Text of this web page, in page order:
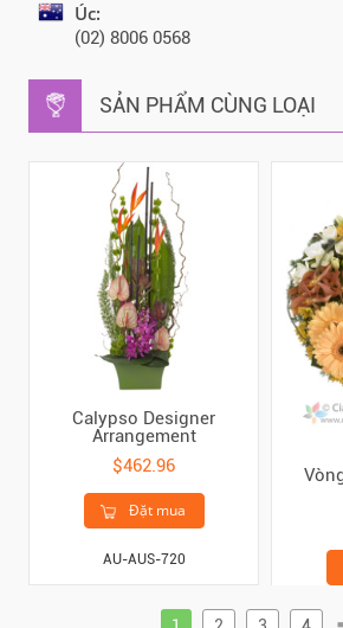
Úc:
(02) 8006 0568
SẢN PHẨM CÙNG LOẠI
Calypso Designer
Arrangement
$462.96
Đặt mua
AU-AUS-720